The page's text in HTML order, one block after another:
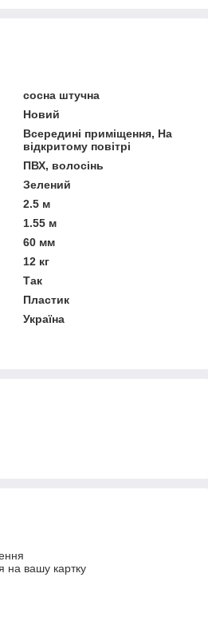
сосна штучна
Новий
Всередині приміщення, На
відкритому повітрі
ПВХ, волосінь
Зелений
2.5 м
1.55 м
60 мм
12 кг
Так
Пластик
Україна
на вашу картку